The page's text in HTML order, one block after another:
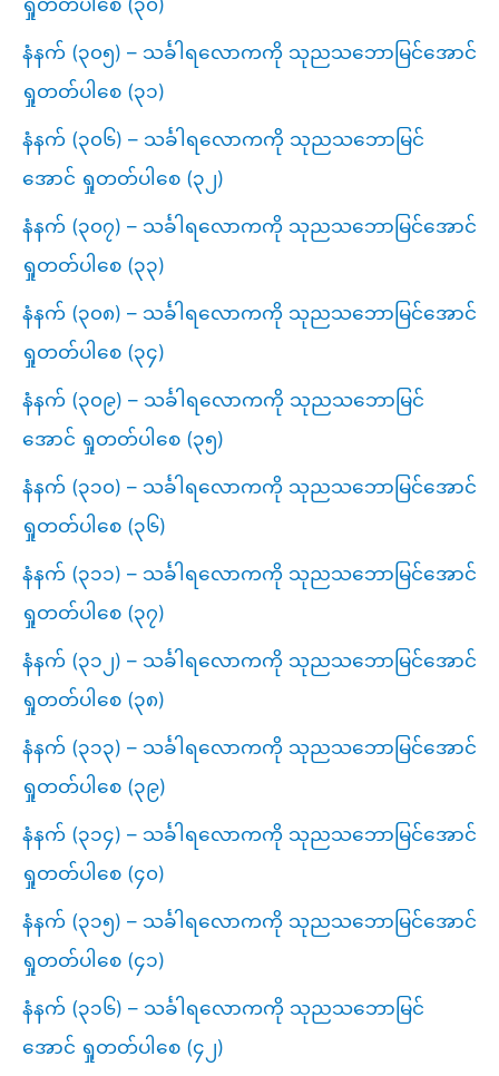
နံနက် (၃၀၅) – သင်္ခါရလောကကို သုညသဘောမြင်အောင်
ရှုတတ်ပါစေ (၃၁)
နံနက် (၃၀၆) – သင်္ခါရလောကကို သုညသဘောမြင်
အောင် ရှုတတ်ပါစေ (၃၂)
နံနက် (၃၀၇) – သင်္ခါရလောကကို သုညသဘောမြင်အောင်
ရှုတတ်ပါစေ (၃၃)
နံနက် (၃၀၈) – သင်္ခါရလောကကို သုညသဘောမြင်အောင်
ရှုတတ်ပါစေ (၃၄)
နံနက် (၃၀၉) – သင်္ခါရလောကကို သုညသဘောမြင်
အောင် ရှုတတ်ပါစေ (၃၅)
နံနက် (၃၁၀) – သင်္ခါရလောကကို သုညသဘောမြင်အောင်
ရှုတတ်ပါစေ (၃၆)
နံနက် (၃၁၁) – သင်္ခါရလောကကို သုညသဘောမြင်အောင်
ရှုတတ်ပါစေ (၃၇)
နံနက် (၃၁၂) – သင်္ခါရလောကကို သုညသဘောမြင်အောင်
ရှုတတ်ပါစေ (၃၈)
နံနက် (၃၁၃) – သင်္ခါရလောကကို သုညသဘောမြင်အောင်
ရှုတတ်ပါစေ (၃၉)
နံနက် (၃၁၄) – သင်္ခါရလောကကို သုညသဘောမြင်အောင်
ရှုတတ်ပါစေ (၄၀)
နံနက် (၃၁၅) – သင်္ခါရလောကကို သုညသဘောမြင်အောင်
ရှုတတ်ပါစေ (၄၁)
နံနက် (၃၁၆) – သင်္ခါရလောကကို သုညသဘောမြင်
အောင် ရှုတတ်ပါစေ (၄၂)